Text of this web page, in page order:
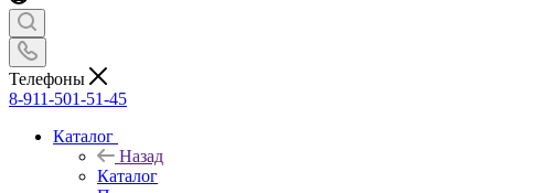
Телефоны
8-911-501-51-45
Каталог
Назад
Каталог